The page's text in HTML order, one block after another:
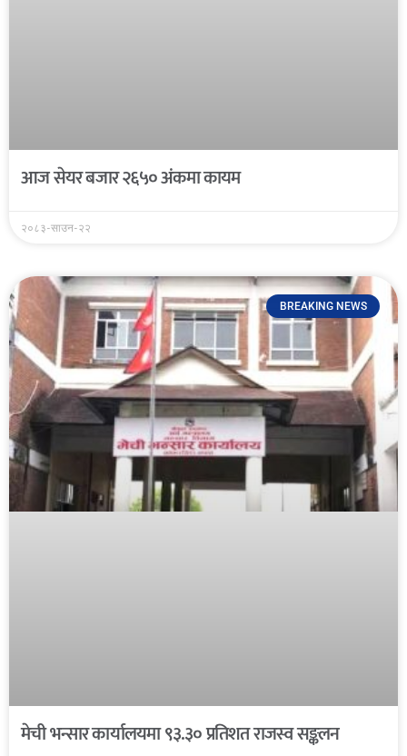
आज सेयर बजार २६५० अंकमा कायम
२०८३-साउन-२२
BREAKING NEWS
मेची भन्सार कार्यालयमा ९३.३० प्रतिशत राजस्व सङ्कलन